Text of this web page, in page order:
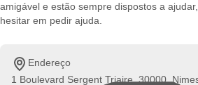
amigável e estão sempre dispostos a
hesitar em pedir ajuda.
Endereço
1 Boulevard Sergent Triaire, 30000,